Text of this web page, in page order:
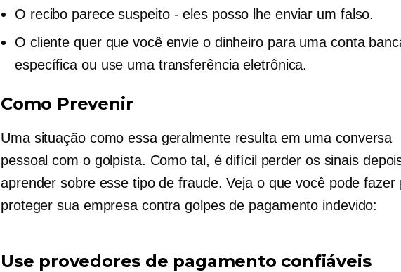
O recibo parecesuspeito - elesposso lhe enviar um falso.
O cliente quer que você envie o dinheiro para uma conta
específica ou use uma transferência eletrônica.
Como Prevenir
Uma situação como essa geralmente resulta em uma conversa
pessoal com o golpista. Como tal, é difícil perder os sinais
aprender sobre esse tipo de fraude. Veja o que você pode fazer
proteger sua empresa contra golpes de pagamento indevido:
Use provedores de pagamento confiáveis